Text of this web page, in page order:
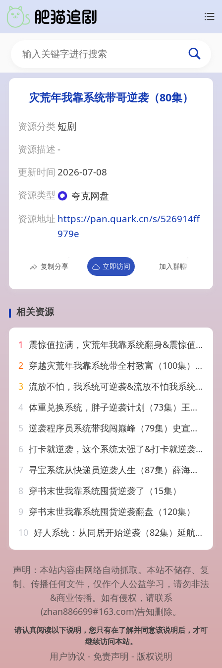
灾荒年我靠系统带哥逆袭（80集）
资源分类 短剧
资源描述-
更新时间 2026-07-08
资源类型
夸克网盘
资源地址 https://pan.quark.cn/s/526914ff
979e
复制分享 立即访问 加入群聊
相关资源
1
震惊值拉满，灾荒年我靠系统翻身&震惊值拉满灾荒年我靠系统翻身（80集）时一
2 穿越灾荒年我靠系统带全村致富（100集）唐龙灿＆赵美琦
3 流放不怕，我系统可逆袭&流放不怕我系统可逆袭（52集）AI短剧
4 体重兑换系统，胖子逆袭计划（73集）王凯沐＆李婧也
5 逆袭程序员系统带我闯巅峰（79集）史宣洪&潘嘉荷
6 打卡就逆袭，这个系统太强了&打卡就逆袭这个系统太强了（80集）刘洋&周晓雅
7 寻宝系统从快递员逆袭人生（87集）薛海威&李念欣
8 穿书末世我靠系统囤货逆袭了（15集）
9 穿书末世我靠系统囤货逆袭翻盘（120集）
10 好人系统：从同居开始逆袭（82集）延航宇&周晓雅
声明：本站内容由网络自动抓取。本站不储存、复
制、传播任何文件，仅作个人公益学习，请勿非法
&商业传播。如有侵权，请联系
(zhan886699#163.com)告知删除。
请认真阅读以下说明，您只有在了解并同意该说明后，才可
继续访问本站。
用户协议 - 免责声明 - 版权说明